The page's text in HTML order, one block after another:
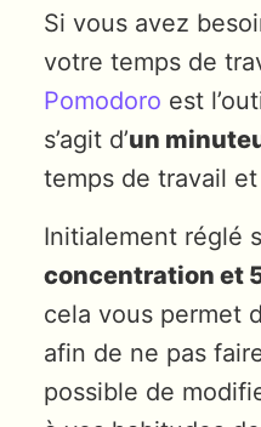
Si vous avez
votre temps de
Pomodoro est
s’agit d’un
temps de travail
Initialement réglé
concentration et
cela vous permet
afin de ne pas
possible de